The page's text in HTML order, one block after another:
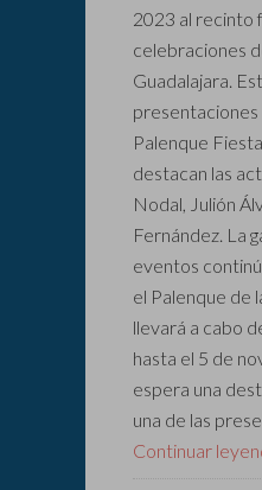
2023 al recinto
celebraciones
Guadalajara.
presentaciones
Palenque
destacan las
Nodal, Julión
Fernández. La
eventos
el Palenque de
llevará a cabo
hasta el 5 de
espera una
una de las
Continuar